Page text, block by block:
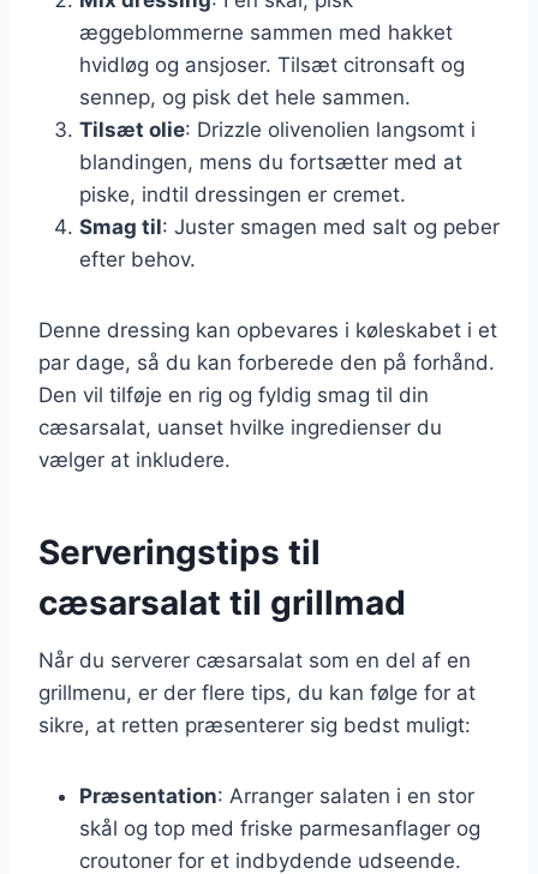
æggeblommerne sammen med hakket
hvidløg og ansjoser. Tilsæt citronsaft og
sennep, og pisk det hele sammen.
Tilsæt olie: Drizzle olivenolien langsomt i
blandingen, mens du fortsætter med at
piske, indtil dressingen er cremet.
Smag til: Juster smagen med salt og peber
efter behov.
Denne dressing kan opbevares i køleskabet i et
par dage, så du kan forberede den på forhånd.
Den vil tilføje en rig og fyldig smag til din
cæsarsalat, uanset hvilke ingredienser du
vælger at inkludere.
Serveringstips til
cæsarsalat til grillmad
Når du serverer cæsarsalat som en del af en
grillmenu, er der flere tips, du kan følge for at
sikre, at retten præsenterer sig bedst muligt:
Præsentation: Arranger salaten i en stor
skål og top med friske parmesanflager og
croutoner for et indbydende udseende.